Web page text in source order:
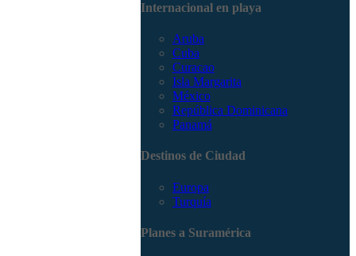
Internacional en playa
Aruba
Cuba
Curacao
Isla Margarita
México
República Dominicana
Panamá
Destinos de Ciudad
Europa
Turquía
Planes a Suramérica